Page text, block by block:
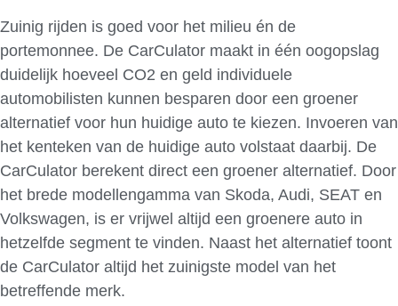
Zuinig rijden is goed voor het milieu én de
portemonnee. De CarCulator maakt in één oogopslag
duidelijk hoeveel CO2 en geld individuele
automobilisten kunnen besparen door een groener
alternatief voor hun huidige auto te kiezen. Invoeren van
het kenteken van de huidige auto volstaat daarbij. De
CarCulator berekent direct een groener alternatief. Door
het brede modellengamma van Skoda, Audi, SEAT en
Volkswagen, is er vrijwel altijd een groenere auto in
hetzelfde segment te vinden. Naast het alternatief toont
de CarCulator altijd het zuinigste model van het
betreffende merk.